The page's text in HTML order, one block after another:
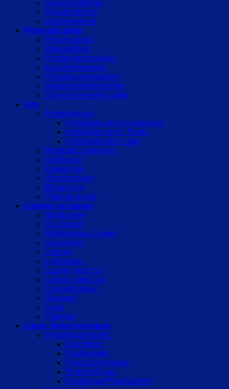
Diverse/tilbehør
Fjernbetjening
Læsemaskine
Personlig pleje
Personvægte
Målearktikler
Forstørrelsesspejle
kropstermometer
Pilledoseringsæsker
Badestol/toiletforhøjer
Diverse personlig pleje
Ure
Armbåndsure
Armbåndsure til svagtsynet
Armbåndsure m. Punkt
Armbåndsure m. tale
Bordure/Lommeure
Vækkeure
Køkkenure
Vibrationsure
Øvrige Ure
Tilbehør til ure
Lamper og lupper
Bordlupper
Div. lupper
Elektroniske Lupper
Læselinial
Lamper
Luplamper
Lupper med Lys
Lupper uden Lys
Lamper/lupper
Sylupper
Lygte
Tilbehør
Læse, skrive og regne
Punkt/svulmeartkl.
Grundfigur
Svulmearktl.
Pren/Lommetavle
Perkins/Dymo
Punktpapir/Plast/Labels